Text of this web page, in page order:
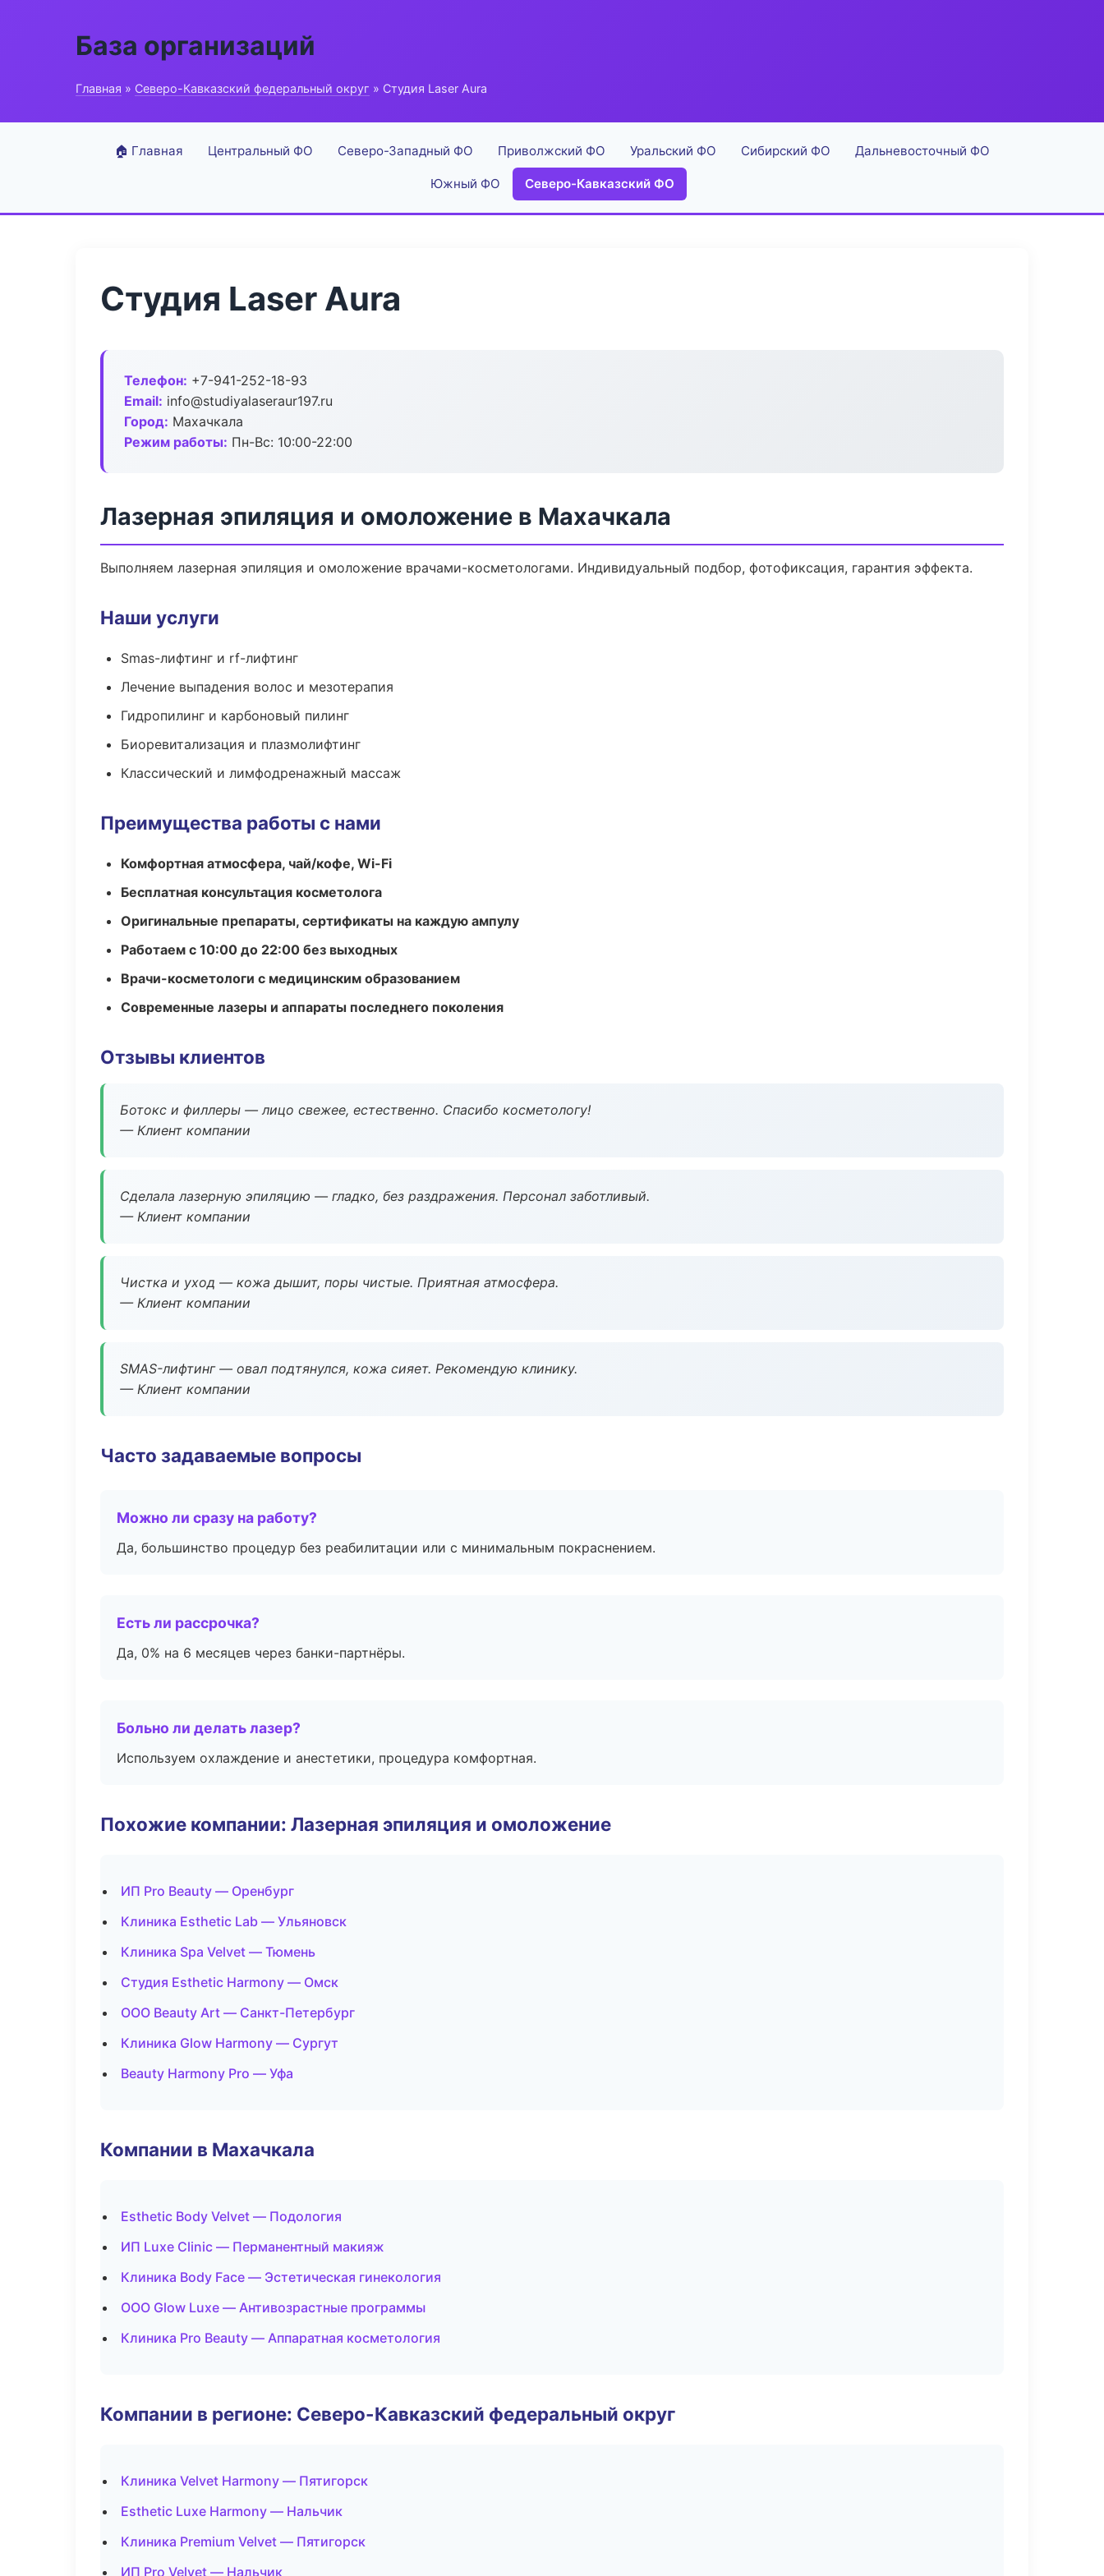
База организаций
Главная » Северо-Кавказский федеральный округ » Студия Laser Aura
🏠 Главная Центральный ФО Северо-Западный ФО Приволжский ФО Уральский ФО Сибирский ФО Дальневосточный ФО
Южный ФО Северо-Кавказский ФО
Студия Laser Aura
Телефон: +7-941-252-18-93
Email: info@studiyalaseraur197.ru
Город: Махачкала
Режим работы: Пн-Вс: 10:00-22:00
Лазерная эпиляция и омоложение в Махачкала
Выполняем лазерная эпиляция и омоложение врачами-косметологами. Индивидуальный подбор, фотофиксация, гарантия эффекта.
Наши услуги
Smas-лифтинг и rf-лифтинг
Лечение выпадения волос и мезотерапия
Гидропилинг и карбоновый пилинг
Биоревитализация и плазмолифтинг
Классический и лимфодренажный массаж
Преимущества работы с нами
Комфортная атмосфера, чай/кофе, Wi-Fi
Бесплатная консультация косметолога
Оригинальные препараты, сертификаты на каждую ампулу
Работаем с 10:00 до 22:00 без выходных
Врачи-косметологи с медицинским образованием
Современные лазеры и аппараты последнего поколения
Отзывы клиентов
Ботокс и филлеры — лицо свежее, естественно. Спасибо косметологу!
— Клиент компании
Сделала лазерную эпиляцию — гладко, без раздражения. Персонал заботливый.
— Клиент компании
Чистка и уход — кожа дышит, поры чистые. Приятная атмосфера.
— Клиент компании
SMAS-лифтинг — овал подтянулся, кожа сияет. Рекомендую клинику.
— Клиент компании
Часто задаваемые вопросы
Можно ли сразу на работу?
Да, большинство процедур без реабилитации или с минимальным покраснением.
Есть ли рассрочка?
Да, 0% на 6 месяцев через банки-партнёры.
Больно ли делать лазер?
Используем охлаждение и анестетики, процедура комфортная.
Похожие компании: Лазерная эпиляция и омоложение
ИП Pro Beauty — Оренбург
Клиника Esthetic Lab — Ульяновск
Клиника Spa Velvet — Тюмень
Студия Esthetic Harmony — Омск
ООО Beauty Art — Санкт-Петербург
Клиника Glow Harmony — Сургут
Beauty Harmony Pro — Уфа
Компании в Махачкала
Esthetic Body Velvet — Подология
ИП Luxe Clinic — Перманентный макияж
Клиника Body Face — Эстетическая гинекология
ООО Glow Luxe — Антивозрастные программы
Клиника Pro Beauty — Аппаратная косметология
Компании в регионе: Северо-Кавказский федеральный округ
Клиника Velvet Harmony — Пятигорск
Esthetic Luxe Harmony — Нальчик
Клиника Premium Velvet — Пятигорск
ИП Pro Velvet — Нальчик